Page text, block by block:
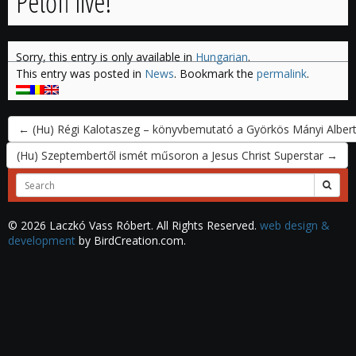
Sorry, this entry is only available in Hungarian.
This entry was posted in News. Bookmark the permalink.
← (Hu) Régi Kalotaszeg – könyvbemutató a Györkös Mányi
(Hu) Szeptembertől ismét műsoron a Jesus Christ Superstar →
Search
for:
© 2026 Laczkó Vass Róbert. All Rights Reserved. web design &
development by BirdCreation.com.